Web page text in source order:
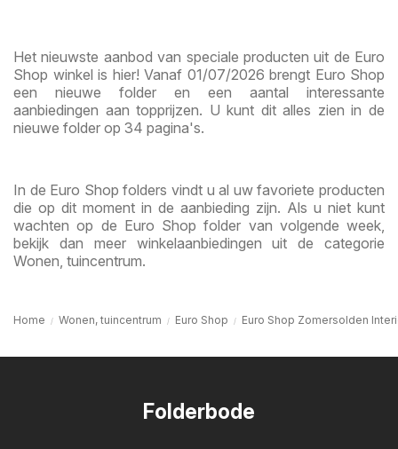
Het nieuwste aanbod van speciale producten uit de Euro
Shop winkel is hier! Vanaf 01/07/2026 brengt Euro Shop
een nieuwe folder en een aantal interessante
aanbiedingen aan topprijzen. U kunt dit alles zien in de
nieuwe folder op 34 pagina's.
In de Euro Shop folders vindt u al uw favoriete producten
die op dit moment in de aanbieding zijn. Als u niet kunt
wachten op de Euro Shop folder van volgende week,
bekijk dan meer winkelaanbiedingen uit de categorie
Wonen, tuincentrum.
Home Wonen, tuincentrum Euro Shop Euro Shop Zomersolden
Folderbode